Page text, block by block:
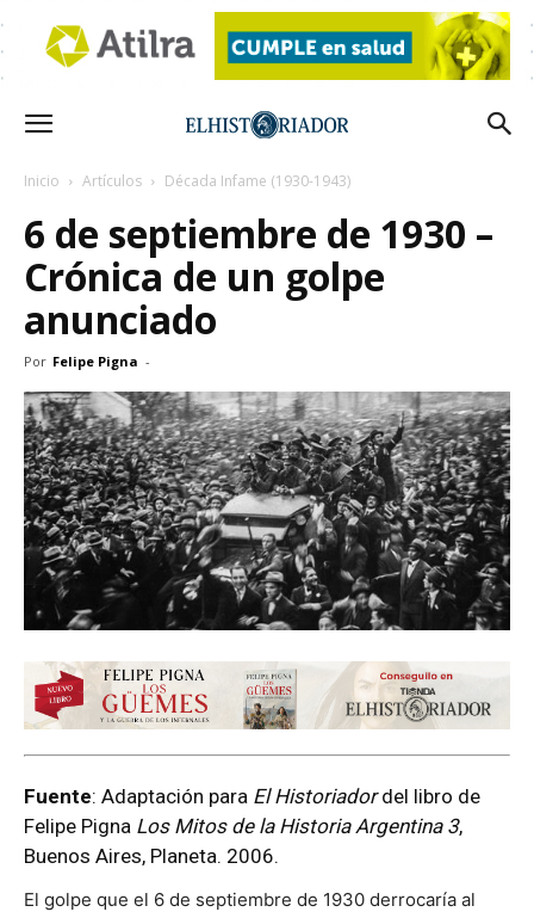
Inicio Artículos Década Infame (1930-1943)
6 de septiembre de 1930 –
Crónica de un golpe
anunciado
Por Felipe Pigna -
Fuente: Adaptación para El Historiadordel libro de
Felipe Pigna Los Mitos de la Historia Argentina 3,
Buenos Aires, Planeta. 2006.
El golpe que el 6 de septiembre de 1930 derrocaría al